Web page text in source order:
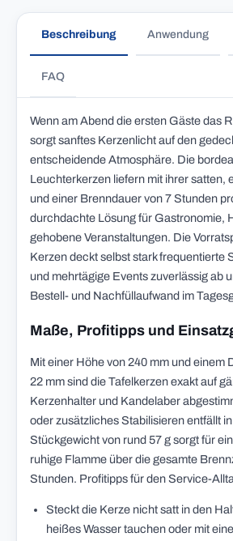
Beschreibung Anwendung
FAQ
Wenn am Abend die ersten Gäste das
sorgt sanftes Kerzenlicht auf den
entscheidende Atmosphäre. Die
Leuchterkerzen liefern mit ihrer satten,
und einer Brenndauer von 7 Stunden
durchdachte Lösung für Gastronomie,
gehobene Veranstaltungen. Die
Kerzen deckt selbst stark frequentierte
und mehrtägige Events zuverlässig ab
Bestell- und Nachfüllaufwand im
Maße, Profitipps und
Mit einer Höhe von 240 mm und einem
22 mm sind die Tafelkerzen exakt auf
Kerzenhalter und Kandelaber
oder zusätzliches Stabilisieren entfällt
Stückgewicht von rund 57 g sorgt für
ruhige Flamme über die gesamte
Stunden. Profitipps für den Service-
Steckt die Kerze nicht satt in den
heißes Wasser tauchen oder mit